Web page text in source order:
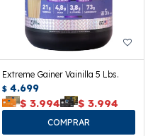
Extreme Gainer Vainilla 5 Lbs.
$ 4.699
$ 3.994 $ 3.994